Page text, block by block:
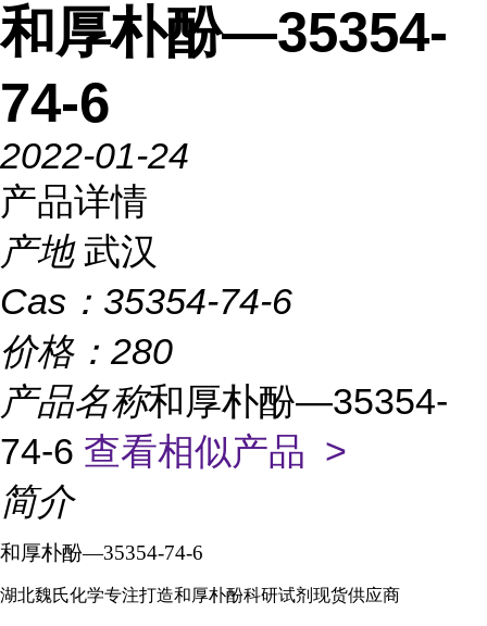
和厚朴酚—35354-
74-6
2022-01-24
产品详情
产地 武汉
Cas： 35354-74-6
价格： 280
产品名称和厚朴酚—35354-
74-6 查看相似产品 >
简介
和厚朴酚—35354-74-6
湖北魏氏化学专注打造和厚朴酚科研试剂现货供应商